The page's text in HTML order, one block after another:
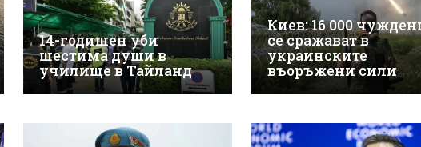
14-годишен уби
шестима души в
училище в Тайланд
Киев: 16 000
се сражават в
украинските
въоръжени сили